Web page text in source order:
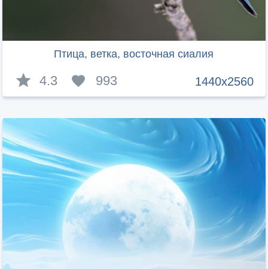
Птица, ветка, восточная сиалия
1440x2560
4.3 993